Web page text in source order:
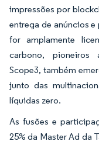
impressões por
entrega de anúncios
for amplamente
carbono, pioneiros
Scope3, também
junto das
líquidas zero.
As fusões e
25% da Master Ad da